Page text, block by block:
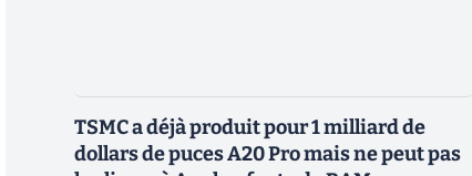
TSMC a déjà produit pour 1 milliard de
dollars de puces A20 Pro mais ne peut pas